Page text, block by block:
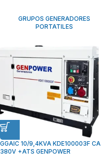
GRUPOS GENERADORES
PORTATILES
GGAIC 10/9,4KVA KDE100003F CA
380V +ATS GENPOWER